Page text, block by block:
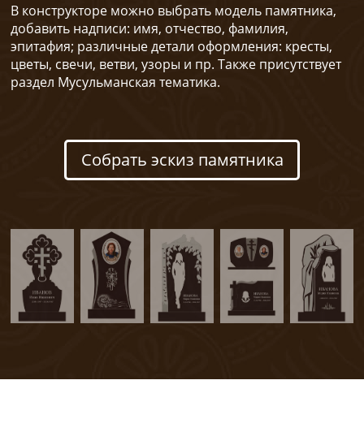
В конструкторе можно выбрать модель памятника,
добавить надписи: имя, отчество, фамилия,
эпитафия; различные детали оформления: кресты,
цветы, свечи, ветви, узоры и пр. Также присутствует
раздел Мусульманская тематика.
Собрать эскиз памятника